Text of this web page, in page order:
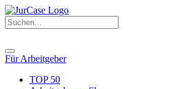
Für Arbeitgeber
TOP 50